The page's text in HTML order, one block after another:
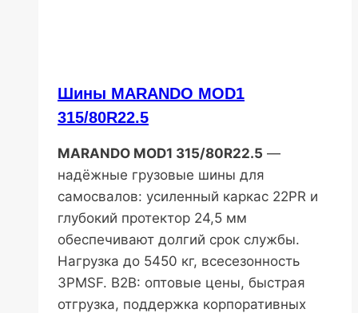
Шины MARANDO MOD1
315/80R22.5
MARANDO MOD1 315/80R22.5 —
надёжные грузовые шины для
самосвалов: усиленный каркас 22PR и
глубокий протектор 24,5 мм
обеспечивают долгий срок службы.
Нагрузка до 5450 кг, всесезонность
3PMSF. B2B: оптовые цены, быстрая
отгрузка, поддержка корпоративных